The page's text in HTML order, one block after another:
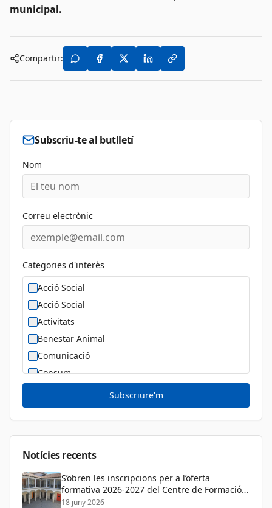
municipal.
Compartir:
Subscriu-te al butlletí
Nom
Correu electrònic
Categories d'interès
Acció Social
Acció Social
Activitats
Benestar Animal
Comunicació
Consum
Diversitat Sexual i de Gènere
Dona
Subscriure'm
Notícies recents
S’obren les inscripcions per a l’oferta
formativa 2026-2027 del Centre de Formació
de Persones Adultes
18 juny 2026